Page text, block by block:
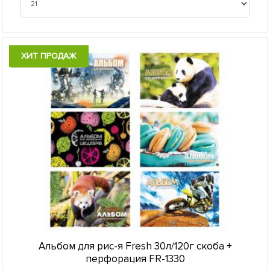
ХИТ ПРОДАЖ
Есть в наличии
Альбом для рис-я Fresh 30л/120г скоба +
перфорация FR-1330